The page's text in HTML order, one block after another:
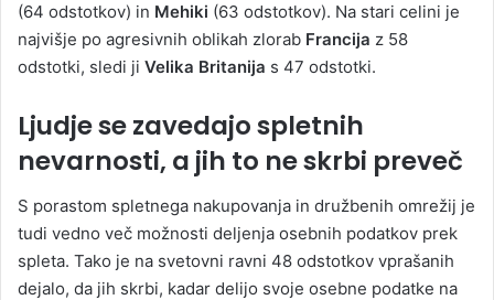
(64 odstotkov) in Mehiki (63 odstotkov). Na stari celini je
najvišje po agresivnih oblikah zlorab Francija z 58
odstotki, sledi ji Velika Britanija s 47 odstotki.
Ljudje se zavedajo spletnih
nevarnosti, a jih to ne skrbi preveč
S porastom spletnega nakupovanja in družbenih omrežij je
tudi vedno več možnosti deljenja osebnih podatkov prek
spleta. Tako je na svetovni ravni 48 odstotkov vprašanih
dejalo, da jih skrbi, kadar delijo svoje osebne podatke na